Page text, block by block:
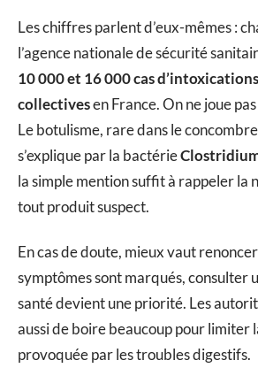
Les chiffres parlent d’eux-mêmes :
l’agence nationale de sécurité
10 000 et 16 000 cas
collectivesen France. On ne joue
Le botulisme, rare dans le
s’explique par la bactérie
la simple mention suffit à rappeler la
tout produit suspect.
En cas de doute, mieux vaut
symptômes sont marqués, consulter
santé devient une priorité. Les
aussi de boire beaucoup pour limiter
provoquée par les troubles digestifs.